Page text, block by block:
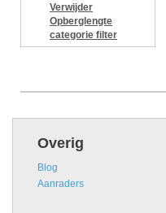
Verwijder
Opberglengte
categorie filter
Overig
Blog
Aanraders